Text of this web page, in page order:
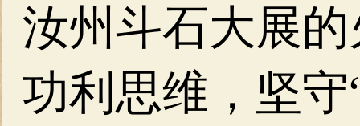
汝州斗石大展
功利思维，坚